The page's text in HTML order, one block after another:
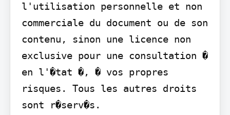
l'utilisation personnelle et non
commerciale du document ou de son
contenu, sinon une licence non
exclusive pour une consultation �
en l'�tat �, � vos propres
risques. Tous les autres droits
sont r�serv�s.